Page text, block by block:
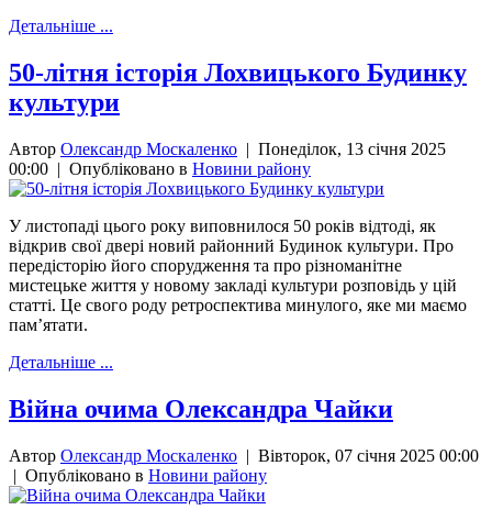
Детальніше ...
50-літня історія Лохвицького Будинку
культури
Автор Олександр Москаленко | Понеділок, 13 січня 2025
00:00 | Опубліковано в Новини району
У листопаді цього року виповнилося 50 років відтоді, як
відкрив свої двері новий районний Будинок культури. Про
передісторію його спорудження та про різноманітне
мистецьке життя у новому закладі культури розповідь у цій
статті. Це свого роду ретроспектива минулого, яке ми маємо
пам’ятати.
Детальніше ...
Вiйна очима Олександра Чайки
Автор Олександр Москаленко | Вівторок, 07 січня 2025 00:00
| Опубліковано в Новини району